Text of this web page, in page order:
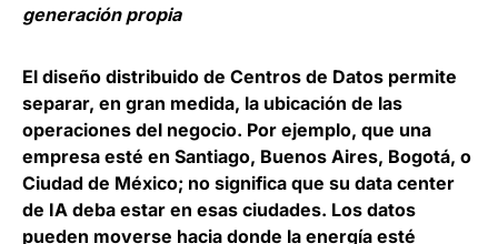
generación propia
El diseño distribuido de Centros de Datos permite
separar, en gran medida, la ubicación de las
operaciones del negocio. Por ejemplo, que una
empresa esté en Santiago, Buenos Aires, Bogotá, o
Ciudad de México; no significa que su data center
de IA deba estar en esas ciudades. Los datos
pueden moverse hacia donde la energía esté